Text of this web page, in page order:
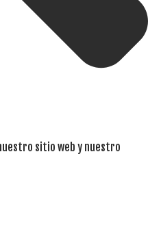
sitio web y nuestro